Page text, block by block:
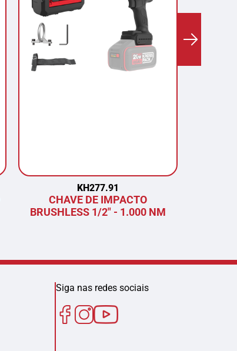
KH277.91
CHAVE DE IMPACTO
BRUSHLESS 1/2" - 1.000 NM
Siga nas redes sociais